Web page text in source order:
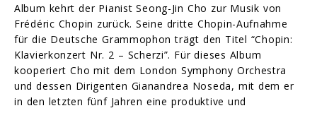
Album kehrt der Pianist Seong-Jin Cho zur Musik von
Frédéric Chopin zurück. Seine dritte Chopin-Aufnahme
für die Deutsche Grammophon trägt den Titel “Chopin:
Klavierkonzert Nr. 2 – Scherzi”. Für dieses Album
kooperiert Cho mit dem London Symphony Orchestra
und dessen Dirigenten Gianandrea Noseda, mit dem er
in den letzten fünf Jahren eine produktive und